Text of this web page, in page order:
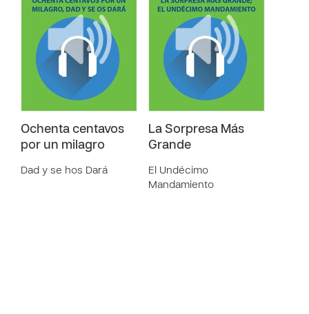
Ochenta centavos
por un milagro
Dad y se hos Dará
La Sorpresa Más
Grande
El Undécimo
Mandamiento